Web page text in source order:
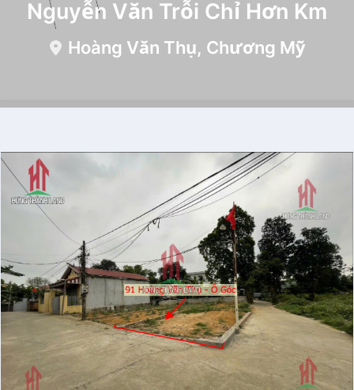
Nguyễn Văn Trỗi Chỉ Hơn Km
Hoàng Văn Thụ, Chương Mỹ